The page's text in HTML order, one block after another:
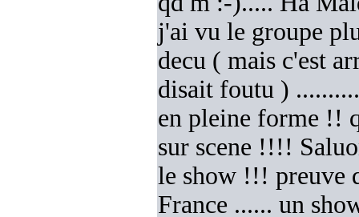
j'ai vu le groupe
decu ( mais c'est
disait foutu )
en pleine forme !!
sur scene !!!!
le show !!! preuve
France ...... un